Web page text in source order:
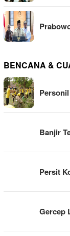
BENCANA &
Banjir
Persit
Gercep